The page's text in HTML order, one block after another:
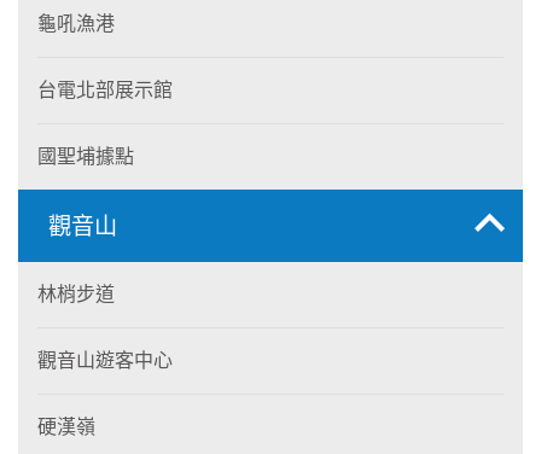
龜吼漁港
台電北部展示館
國聖埔據點
觀音山
林梢步道
觀音山遊客中心
硬漢嶺